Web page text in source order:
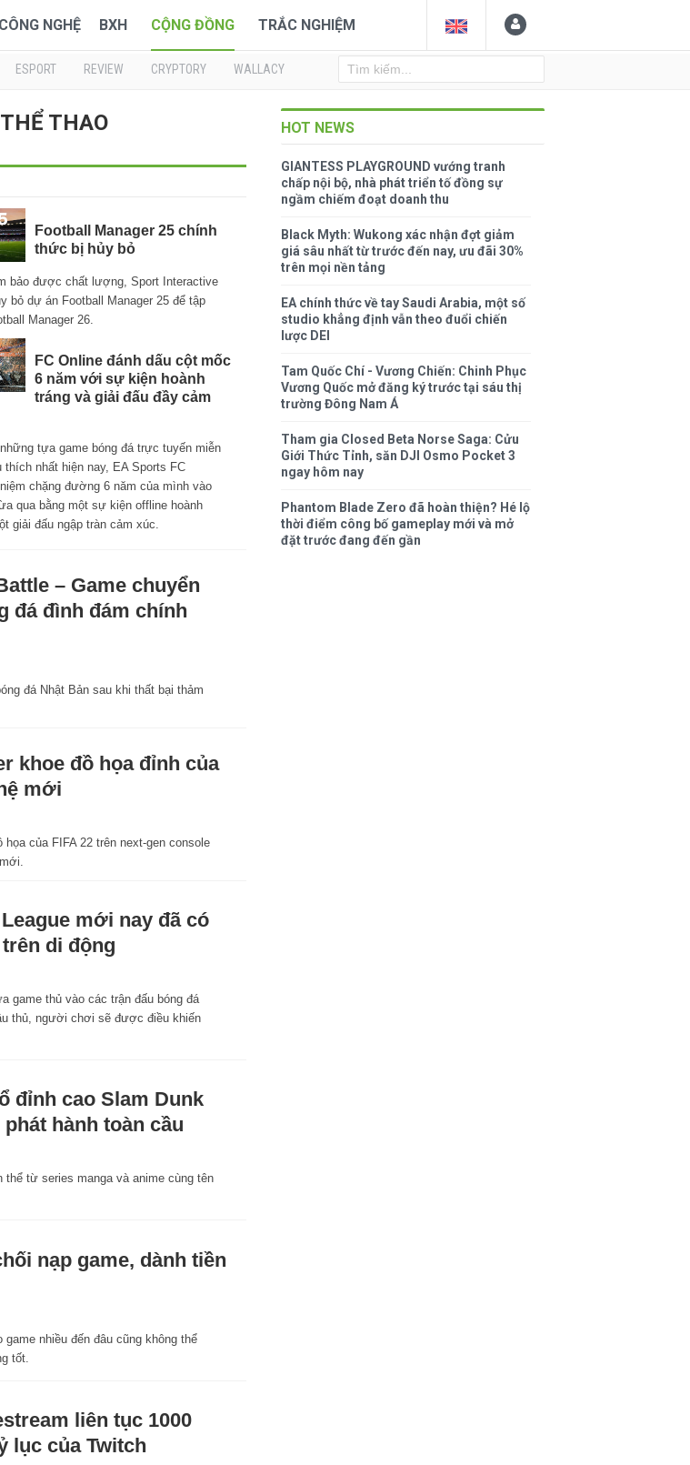
CÔNG NGHỆ BXH CỘNG ĐỒNG TRẮC NGHIỆM
ESPORT REVIEW CRYPTORY WALLACY
THAO
Football Manager 25 chính
thức bị hủy bỏ
bảo được chất lượng, Sport Interactive
bỏ dự án Football Manager 25 để tập
Manager 26.
FC Online đánh dấu cột mốc
6 năm với sự kiện hoành
tráng và giải đấu đầy cảm
tựa game bóng đá trực tuyến miễn
nhất hiện nay, EA Sports FC
chặng đường 6 năm của mình vào
qua bằng một sự kiện offline hoành
giải đấu ngập tràn cảm xúc.
– Game chuyển
đá đình đám chính
đá Nhật Bản sau khi thất bại thảm
khoe đồ họa đỉnh của
mới
họa của FIFA 22 trên next-gen console
mới nay đã có
di động
game thủ vào các trận đấu bóng đá
thủ, người chơi sẽ được điều khiến
đỉnh cao Slam Dunk
hành toàn cầu
từ series manga và anime cùng tên
nạp game, dành tiền
nhiều đến đâu cũng không thể
tốt.
liên tục 1000
lục của Twitch
HOT NEWS
GIANTESS PLAYGROUND vướng tranh
chấp nội bộ, nhà phát triển tố đồng sự
ngầm chiếm đoạt doanh thu
Black Myth: Wukong xác nhận đợt giảm
giá sâu nhất từ trước đến nay, ưu đãi 30%
trên mọi nền tảng
EA chính thức về tay Saudi Arabia, một số
studio khẳng định vẫn theo đuổi chiến
lược DEI
Tam Quốc Chí - Vương Chiến: Chinh Phục
Vương Quốc mở đăng ký trước tại sáu thị
trường Đông Nam Á
Tham gia Closed Beta Norse Saga: Cửu
Giới Thức Tỉnh, săn DJI Osmo Pocket 3
ngay hôm nay
Phantom Blade Zero đã hoàn thiện? Hé lộ
thời điểm công bố gameplay mới và mở
đặt trước đang đến gần